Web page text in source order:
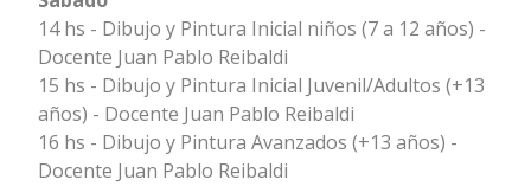
14 hs - Dibujo y Pintura Inicial niños (7 a 12 años) -
Docente Juan Pablo Reibaldi
15 hs - Dibujo y Pintura Inicial Juvenil/Adultos (+13
años) - Docente Juan Pablo Reibaldi
16 hs - Dibujo y Pintura Avanzados (+13 años) -
Docente Juan Pablo Reibaldi